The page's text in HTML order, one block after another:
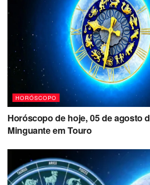
HORÓSCOPO
Horóscopo de hoje, 05 de agosto
Minguante em Touro